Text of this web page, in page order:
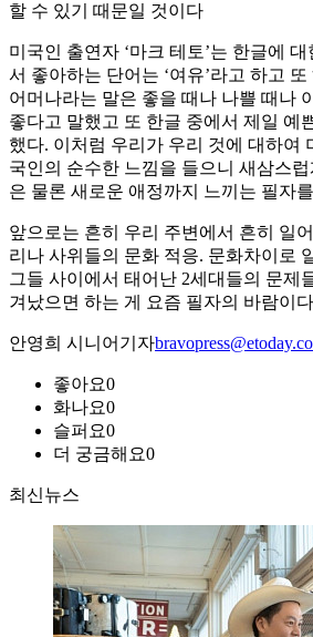
할 수 있기 때문일 것이다
미국인 출연자 ‘마크 테토’는 한글에
서 좋아하는 단어는 ‘여유’라고 하고 또
어머나라는 말은 좋을 때나 나쁠 때나
좋다고 말했고 또 한글 중에서 제일 예
했다. 이처럼 우리가 우리 것에 대하여
국인의 순수한 느낌을 들으니 새삼스
은 물론 새로운 애정까지 느끼는 필자
앞으로는 흔히 우리 주변에서 흔히 일
리나 사위들의 문화 적응. 문화차이로
그들 사이에서 태어난 2세대들의 문제
겨났으면 하는 게 요즘 필자의 바람이
안영희 시니어기자
좋아요0
화나요0
슬퍼요0
더 궁금해요0
최신뉴스